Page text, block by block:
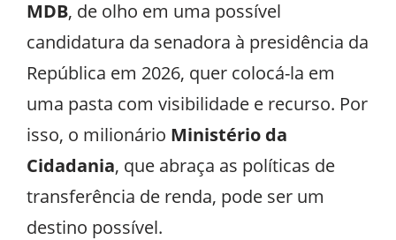
MDB, de olho em uma possível
candidatura da senadora à presidência da
República em 2026, quer colocá-la em
uma pasta com visibilidade e recurso. Por
isso, o milionário Ministério da
Cidadania, que abraça as políticas de
transferência de renda, pode ser um
destino possível.